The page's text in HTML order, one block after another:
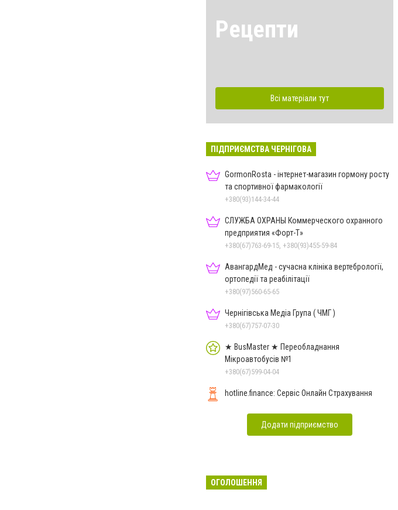
Рецепти
Всі матеріали тут
ПІДПРИЄМСТВА ЧЕРНІГОВА
GormonRosta - інтернет-магазин гормону росту
та спортивної фармакології
+380(93)144-34-44
СЛУЖБА ОХРАНЫ Коммерческого охранного
предприятия «Форт-Т»
+380(67)763-69-15, +380(93)455-59-84
АвангардМед - сучасна клініка вертебрології,
ортопедії та реабілітації
+380(97)560-65-65
Чернігівська Медіа Група ( ЧМГ )
+380(67)757-07-30
★ BusMaster ★ Переобладнання
Мікроавтобусів №1
+380(67)599-04-04
hotline.finance: Сервіс Онлайн Страхування
Додати підприємство
ОГОЛОШЕННЯ